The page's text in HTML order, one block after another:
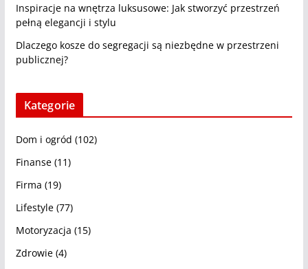
Inspiracje na wnętrza luksusowe: Jak stworzyć przestrzeń
pełną elegancji i stylu
Dlaczego kosze do segregacji są niezbędne w przestrzeni
publicznej?
Kategorie
Dom i ogród (102)
Finanse(11)
Firma (19)
Lifestyle(77)
Motoryzacja (15)
Zdrowie(4)